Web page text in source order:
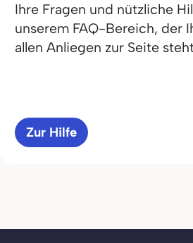
Ihre Fragen und nützliche
unserem FAQ-Bereich, der
allen Anliegen zur Seite
Zur Hilfe